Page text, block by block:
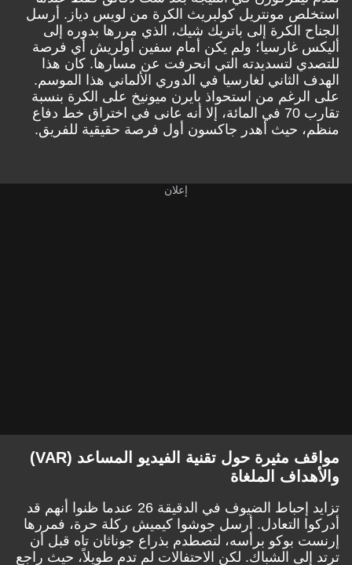
استخلص مونتريل كولبريث الكرة من لويس دياز. أرسل
الجناح الكرة إلى باتريك شيك، الذي مررها بدوره إلى
أليكس غارسيا؛ ولم يكن أمام سفين أولريش أي فرصة
للتصدي لتسديدته التي انحرفت عن مسارها. كان هذا
الهدف الثاني لغارسيا في الدوري الألماني هذا الموسم.
على الرغم من استحواذ بايرن ميونيخ على الكرة بنسبة
تقارب 70 في المائة، إلا أنه عانى في اختراق خط دفاع
منظم، حيث أهدر جاكسون أول فرصة حقيقية للفريق.
مواقف مثيرة حول تقنية الفيديو المساعد (VAR)
والأهداف الملغاة
تزايد إحباط الضيوف في الدقيقة 26 عندما ظنوا أنهم قد
أدركوا التعادل. أرسل جوشوا كيميش ركلة حرة، فمررها
إرنست بوكو برأسه، لتصطدم بذراع جوناثان تاه قبل أن
ترتد إلى الشباك. لكن الاحتفالات لم تدم طويلاً، حيث راجع